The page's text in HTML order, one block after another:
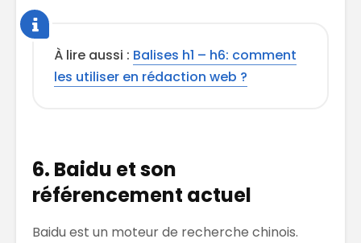
À lire aussi : Balises h1 – h6: comment
les utiliser en rédaction web ?
6. Baidu et son
référencement actuel
Baidu est un moteur de recherche chinois.